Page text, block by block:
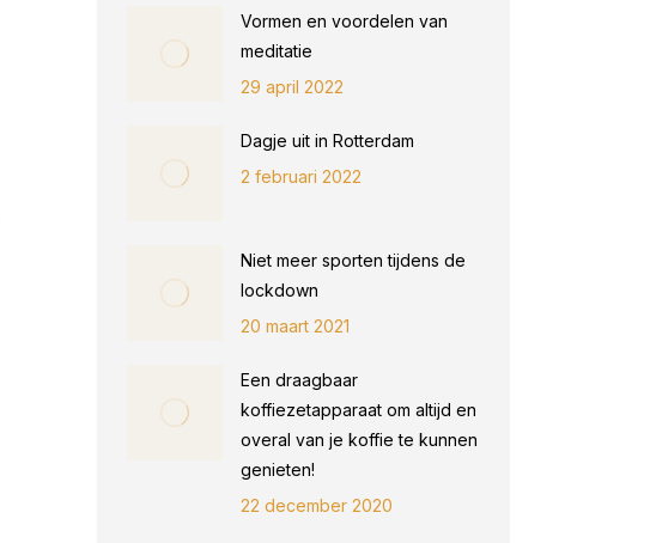
Vormen en voordelen van
meditatie
29 april 2022
Dagje uit in Rotterdam
2 februari 2022
Niet meer sporten tijdens de
lockdown
20 maart 2021
Een draagbaar
koffiezetapparaat om altijd en
overal van je koffie te kunnen
genieten!
22 december 2020